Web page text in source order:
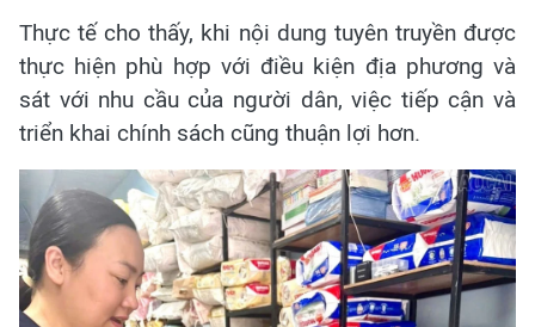
Thực tế cho thấy, khi nội dung tuyên truyền được
thực hiện phù hợp với điều kiện địa phương và
sát với nhu cầu của người dân, việc tiếp cận và
triển khai chính sách cũng thuận lợi hơn.